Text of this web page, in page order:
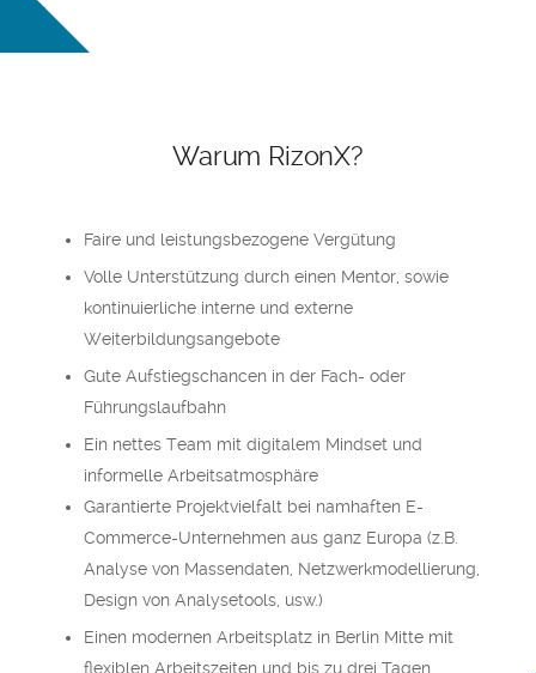
Warum RizonX?
Faire und leistungsbezogene Vergütung
Volle Unterstützung durch einen Mentor, sowie
kontinuierliche interne und externe
Weiterbildungsangebote
Gute Aufstiegschancen in der Fach- oder
Führungslaufbahn
Ein nettes Team mit digitalem Mindset und
informelle Arbeitsatmosphäre
Garantierte Projektvielfalt bei namhaften E-
Commerce-Unternehmen aus ganz Europa (z.B.
Analyse von Massendaten, Netzwerkmodellierung,
Design von Analysetools, usw.)
Einen modernen Arbeitsplatz in Berlin Mitte mit
flexiblen Arbeitszeiten und bis zu drei Tagen